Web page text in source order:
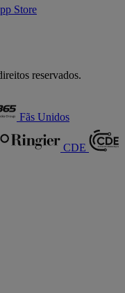
Store
reservados.
Fãs Unidos
CDE